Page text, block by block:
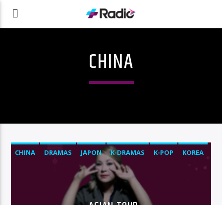
CHINA
CHINA DRAMAS JAPON K-DRAMAS K-POP KOREA